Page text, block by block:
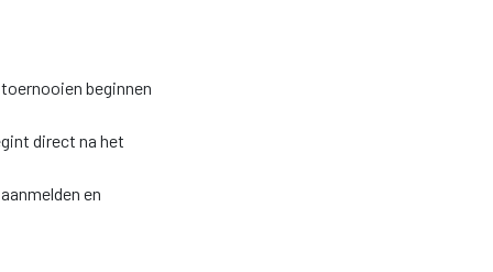
beginnen
direct na het
en